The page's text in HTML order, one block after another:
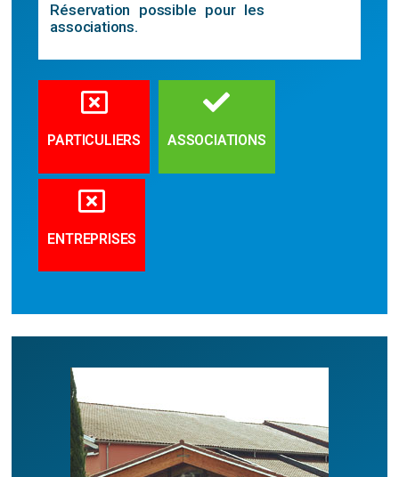
Réservation possible pour les
associations.
PARTICULIERS ASSOCIATIONS
ENTREPRISES